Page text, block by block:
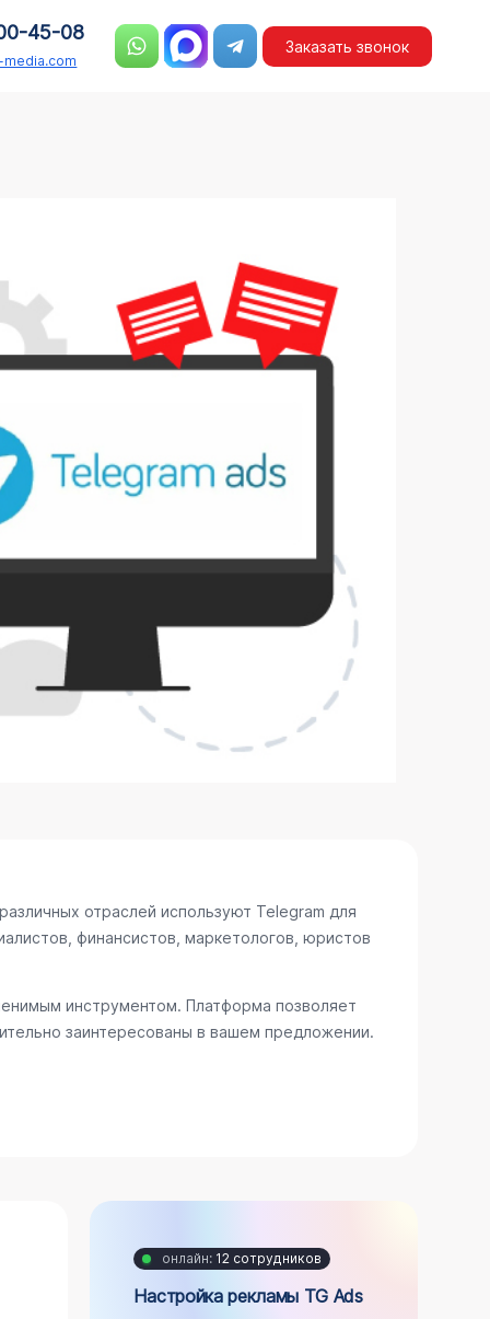
45-08
Заказать звонок
отраслей используют Telegram для
финансистов, маркетологов, юристов
инструментом. Платформа позволяет
заинтересованы в вашем предложении.
онлайн: 12 сотрудников
Настройка рекламы TG Ads